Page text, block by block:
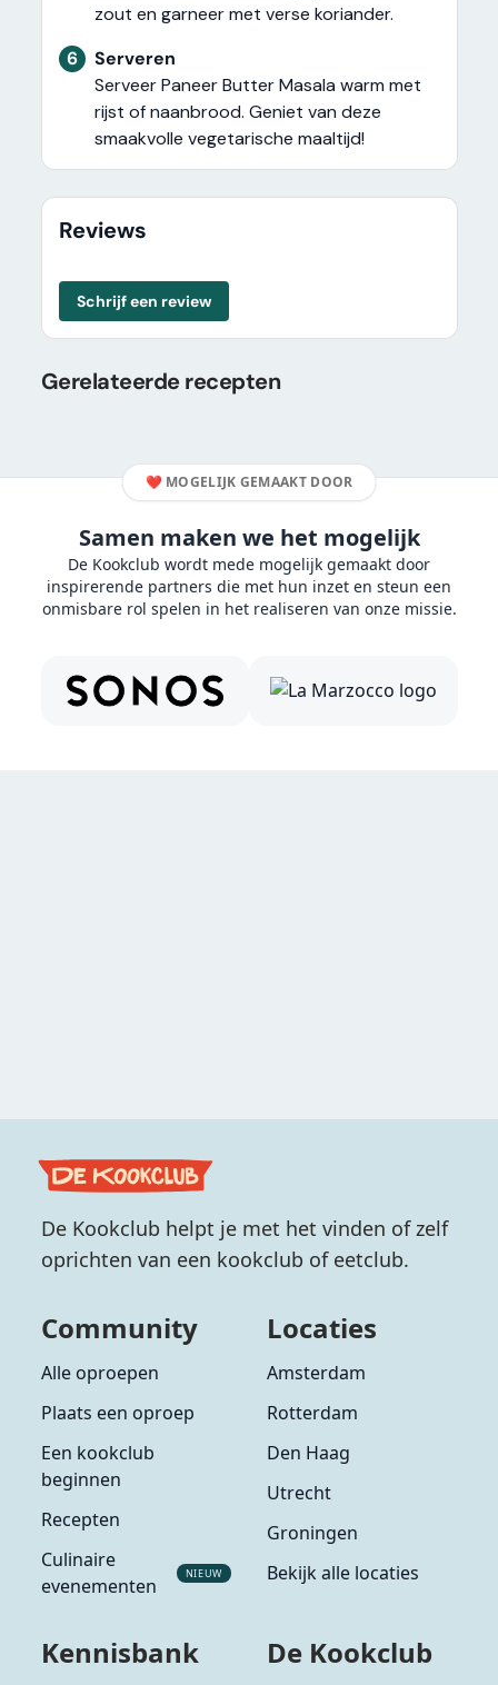
zout en garneer met verse koriander.
6
Serveren
Serveer Paneer Butter Masala warm met
rijst of naanbrood. Geniet van deze
smaakvolle vegetarische maaltijd!
Reviews
Schrijf een review
Gerelateerde recepten
❤️ MOGELIJK GEMAAKT DOOR
Samen maken we het mogelijk
De Kookclub wordt mede mogelijk gemaakt door
inspirerende partners die met hun inzet en steun een
onmisbare rol spelen in het realiseren van onze missie.
De Kookclub helpt je met het vinden of zelf
oprichten van een kookclub of eetclub.
Community
Alle oproepen
Plaats een oproep
Een kookclub
beginnen
Recepten
Culinaire
evenementen
NIEUW
Locaties
Amsterdam
Rotterdam
Den Haag
Utrecht
Groningen
Bekijk alle locaties
Kennisbank De Kookclub